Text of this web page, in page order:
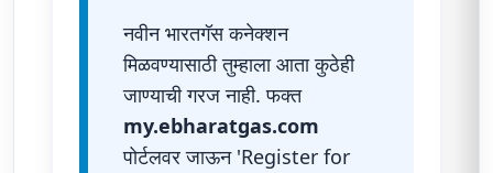
नवीन भारतगॅस कनेक्शन
मिळवण्यासाठी तुम्हाला आता कुठेही
जाण्याची गरज नाही. फक्त
my.ebharatgas.com
पोर्टलवर जाऊन 'Register for